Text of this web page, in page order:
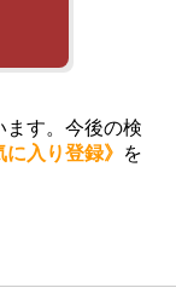
ます。今後の検
入り登録》 を